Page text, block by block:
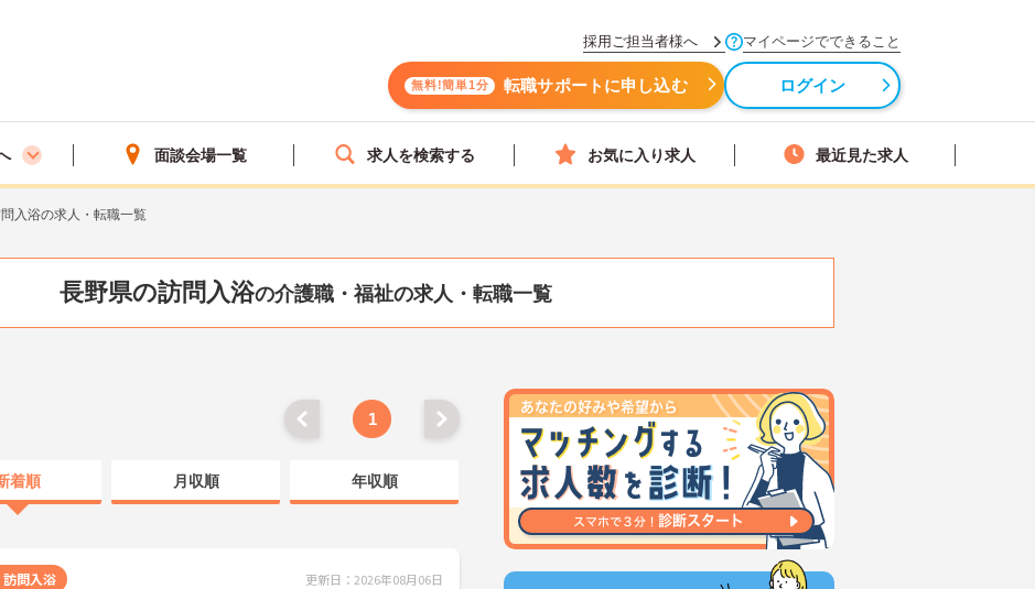
採用ご担当者様へ マイページでできること
無料!簡単1分 転職サポートに申し込む ログイン
面談会場一覧 求人を検索する お気に入り求人 最近見た求人
入浴の求人・転職一覧
長野県の訪問入浴の介護職・福祉の求人・転職一覧
1
着順 月収順 年収順
訪問入浴 更新日：2026年08月06日